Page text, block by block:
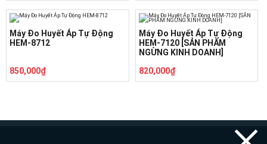
Máy Đo Huyết Áp Tự Động
HEM-8712
850,000₫
Máy Đo Huyết Áp Tự Động
HEM-7120 [SẢN PHẨM
NGỪNG KINH DOANH]
820,000₫